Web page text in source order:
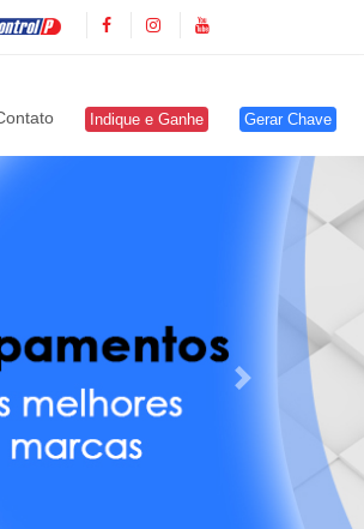
Indique e Ganhe Gerar Chave
Próximo